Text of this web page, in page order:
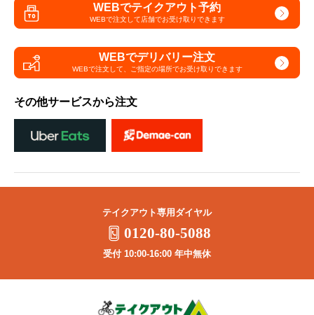
WEBでテイクアウト予約
WEBで注文して店舗でお受け取りできます
WEBでデリバリー注文
WEBで注文して、 ご指定の場所でお受け取りできます
その他サービスから注文
テイクアウト専用ダイヤル
0120-80-5088
受付 10:00-16:00 年中無休